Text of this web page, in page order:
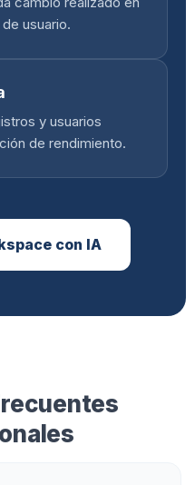
usuario.
y usuarios
de rendimiento.
con IA